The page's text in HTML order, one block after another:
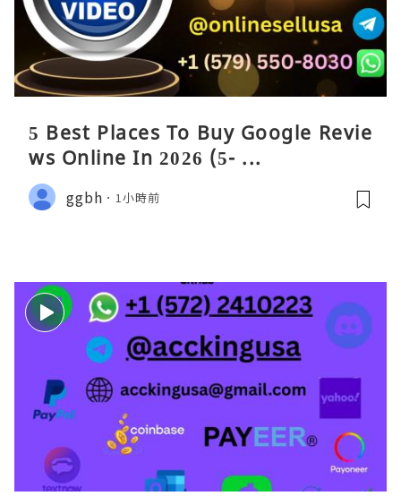
5 Best Places To Buy Google Revie
ws Online In 2026 (5- ...
ggbh 1小時前